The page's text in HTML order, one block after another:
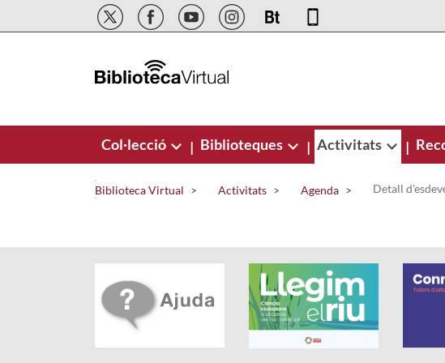
Salta al contingut principal
Col·lecció | Biblioteques | Activitats |
Biblioteca Virtual Activitats Agenda Detall